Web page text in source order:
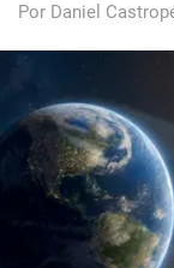
Por Daniel